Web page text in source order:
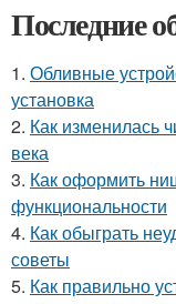
Последние
1. Обливные
установка
2. Как изменилась
века
3. Как оформить
функциональности
4. Как обыграть
советы
5. Как правильно